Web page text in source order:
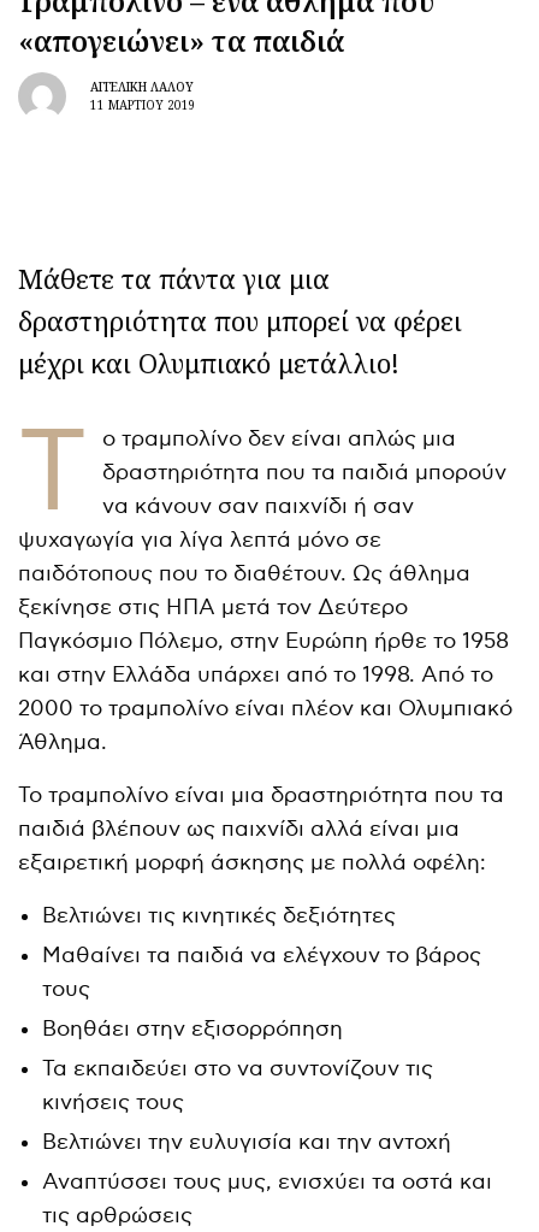
«απογειώνει» τα παιδιά
ΑΓΓΕΛΙΚΉ ΛΆΛΟΥ
11 ΜΑΡΤΊΟΥ 2019
Μάθετε τα πάντα για μια
δραστηριότητα που μπορεί να φέρει
μέχρι και Ολυμπιακό μετάλλιο!
Τ
ο τραμπολίνο δεν είναι απλώς μια
δραστηριότητα που τα παιδιά μπορούν
να κάνουν σαν παιχνίδι ή σαν
ψυχαγωγία για λίγα λεπτά μόνο σε
παιδότοπους που το διαθέτουν. Ως άθλημα
ξεκίνησε στις ΗΠΑ μετά τον Δεύτερο
Παγκόσμιο Πόλεμο, στην Ευρώπη ήρθε το 1958
και στην Ελλάδα υπάρχει από το 1998. Από το
2000 το τραμπολίνο είναι πλέον και Ολυμπιακό
Άθλημα.
Το τραμπολίνο είναι μια δραστηριότητα που τα
παιδιά βλέπουν ως παιχνίδι αλλά είναι μια
εξαιρετική μορφή άσκησης με πολλά οφέλη:
Βελτιώνει τις κινητικές δεξιότητες
Μαθαίνει τα παιδιά να ελέγχουν το βάρος
τους
Βοηθάει στην εξισορρόπηση
Τα εκπαιδεύει στο να συντονίζουν τις
κινήσεις τους
Βελτιώνει την ευλυγισία και την αντοχή
Αναπτύσσει τους μυς, ενισχύει τα οστά και
τις αρθρώσεις